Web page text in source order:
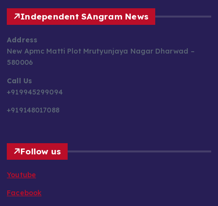
Independent SAngram News
Address
New Apmc Matti Plot Mrutyunjaya Nagar Dharwad –
580006
Call Us
+919945299094
+919148017088
Follow us
Youtube
Facebook